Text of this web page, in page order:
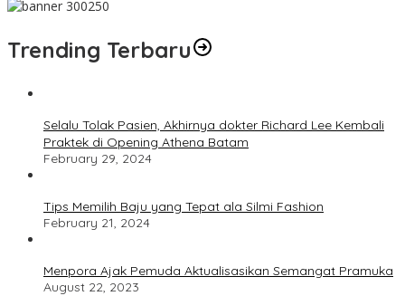
Trending Terbaru
Selalu Tolak Pasien, Akhirnya dokter Richard Lee Kembali
Praktek di Opening Athena Batam
February 29, 2024
Tips Memilih Baju yang Tepat ala Silmi Fashion
February 21, 2024
Menpora Ajak Pemuda Aktualisasikan Semangat Pramuka
August 22, 2023